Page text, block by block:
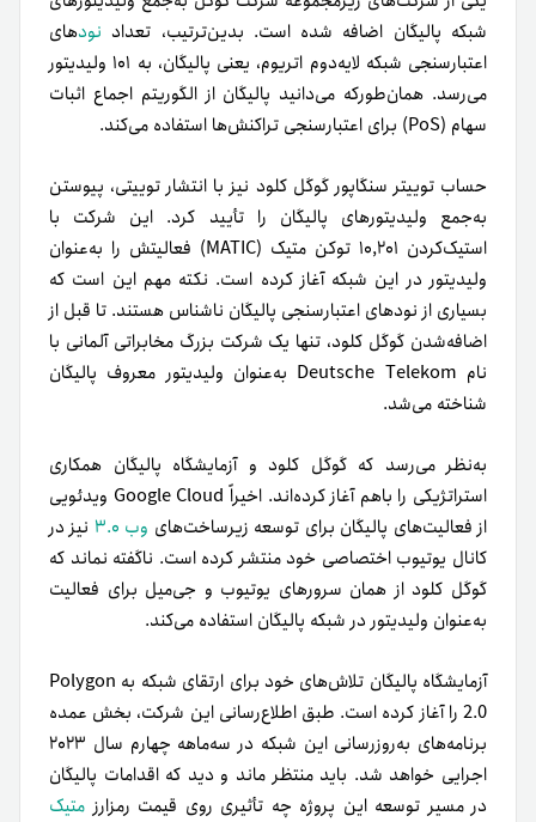
شبکه پالیگان اضافه شده است. بدین‌ترتیب، تعداد نودهای
اعتبارسنجی شبکه لایه‌دوم اتریوم، یعنی پالیگان، به ۱۰۱ ولیدیتور
می‌رسد. همان‌طور‌که می‌دانید پالیگان از الگوریتم اجماع اثبات
سهام (PoS) برای اعتبارسنجی تراکنش‌ها استفاده می‌کند.
حساب توییتر سنگاپور گوگل کلود نیز با انتشار توییتی، پیوستن
به‌جمع ولیدیتورهای پالیگان را تأیید کرد. این شرکت با
استیک‌کردن ۱۰,۲۰۱ توکن متیک (MATIC) فعالیتش را به‌عنوان
ولیدیتور در این شبکه آغاز کرده است. نکته مهم این است که
بسیاری از نودهای اعتبارسنجی پالیگان ناشناس هستند. تا قبل از
اضافه‌شدن گوگل کلود، تنها یک شرکت بزرگ مخابراتی آلمانی با
نام Deutsche Telekom به‌عنوان ولیدیتور معروف پالیگان
شناخته می‌شد.
به‌نظر می‌رسد که گوگل کلود و آزمایشگاه پالیگان همکاری
استراتژیکی را با‌هم آغاز کرده‌اند. اخیراً Google Cloud ویدئویی
از فعالیت‌های پالیگان برای توسعه زیرساخت‌های وب ۳.۰
نیز در
کانال یوتیوب اختصاصی خود منتشر کرده است. ناگفته نماند که
گوگل کلود از همان سرورهای یوتیوب و جی‌میل برای فعالیت
به‌عنوان ولیدیتور در شبکه پالیگان استفاده می‌کند.
آزمایشگاه پالیگان تلاش‌های خود برای ارتقای شبکه به Polygon
2.0 را آغاز کرده است. طبق اطلاع‌رسانی این شرکت، بخش عمده
برنامه‌های به‌روزرسانی این شبکه در سه‌ماهه چهارم سال ۲۰۲۳
اجرایی خواهد شد. باید منتظر ماند و دید که اقدامات پالیگان
در مسیر توسعه این پروژه چه تأثیری روی قیمت رمزارز متیک